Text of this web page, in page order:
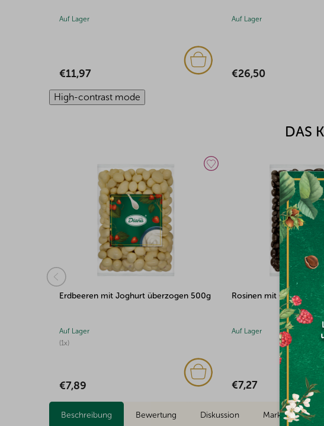
Auf Lager
€26,50
Auf Lager
€9,29
High-contrast mode
DAS
Rosinen mit Carob überzogen 500g
Auf Lager
€7,27
Trockenpflaumen mit
Zartbitterschokolade
Auf Lager
€7,31
Beschreibung Bewertung Diskussion Marke